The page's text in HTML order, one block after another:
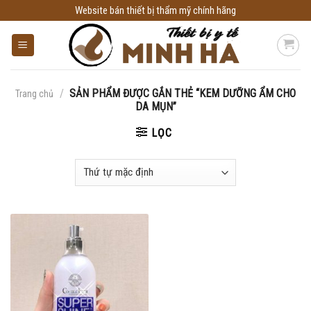
to
content
Website bán thiết bị thẩm mỹ chính hãng
Trang chủ / SẢN PHẨM ĐƯỢC GẮN THẺ “KEM DƯỠNG ẨM CHO
DA MỤN”
LỌC